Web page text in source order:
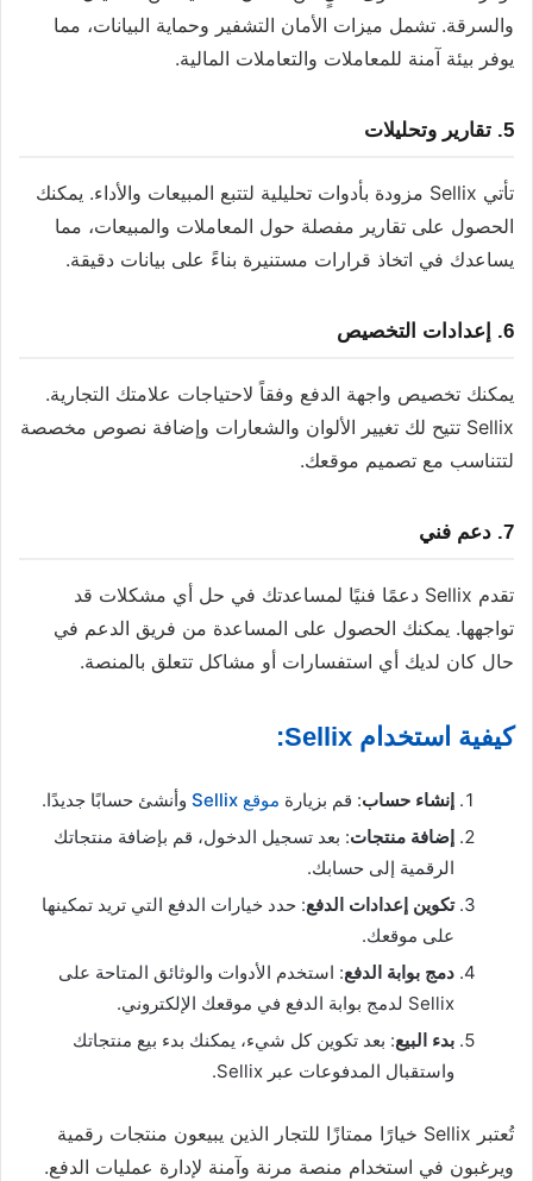
والسرقة. تشمل ميزات الأمان التشفير وحماية البيانات، مما
يوفر بيئة آمنة للمعاملات والتعاملات المالية.
5. تقارير وتحليلات
تأتي Sellix مزودة بأدوات تحليلية لتتبع المبيعات والأداء. يمكنك
الحصول على تقارير مفصلة حول المعاملات والمبيعات، مما
يساعدك في اتخاذ قرارات مستنيرة بناءً على بيانات دقيقة.
6. إعدادات التخصيص
يمكنك تخصيص واجهة الدفع وفقاً لاحتياجات علامتك التجارية.
Sellix تتيح لك تغيير الألوان والشعارات وإضافة نصوص مخصصة
لتتناسب مع تصميم موقعك.
7. دعم فني
تقدم Sellix دعمًا فنيًا لمساعدتك في حل أي مشكلات قد
تواجهها. يمكنك الحصول على المساعدة من فريق الدعم في
حال كان لديك أي استفسارات أو مشاكل تتعلق بالمنصة.
كيفية استخدام Sellix:
إنشاء حساب: قم بزيارة موقع Sellix
وأنشئ حسابًا جديدًا.
إضافة منتجات: بعد تسجيل الدخول، قم بإضافة منتجاتك
الرقمية إلى حسابك.
تكوين إعدادات الدفع: حدد خيارات الدفع التي تريد تمكينها
على موقعك.
دمج بوابة الدفع: استخدم الأدوات والوثائق المتاحة على
Sellix لدمج بوابة الدفع في موقعك الإلكتروني.
بدء البيع: بعد تكوين كل شيء، يمكنك بدء بيع منتجاتك
واستقبال المدفوعات عبر Sellix.
تُعتبر Sellix خيارًا ممتازًا للتجار الذين يبيعون منتجات رقمية
ويرغبون في استخدام منصة مرنة وآمنة لإدارة عمليات الدفع.